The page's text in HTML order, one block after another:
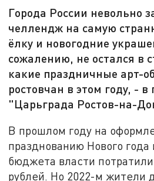
Города России невольно
челлендж на самую
ёлку и новогодние
сожалению, не остался в
какие праздничные арт-
ростовчан в этом году, - в
"Царьграда Ростов-на-
В прошлом году на
празднованию Нового года
бюджета власти
рублей. Но 2022-м жители